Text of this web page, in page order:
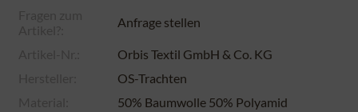
Anfrage stellen
Orbis Textil GmbH & Co. KG
OS-Trachten
50% Baumwolle 50% Polyamid